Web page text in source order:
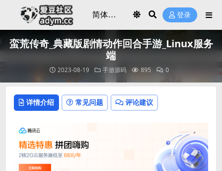
登录
蛮荒传奇_典藏版剧情动作回合手游_Linux服务
端
2023-08-19 手游源码 895 0
详情介绍 常见问题 评论建议